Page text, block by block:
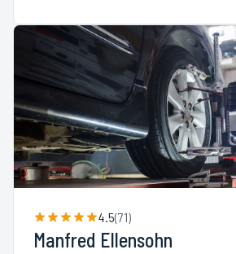
4.5(71)
Manfred Ellensohn